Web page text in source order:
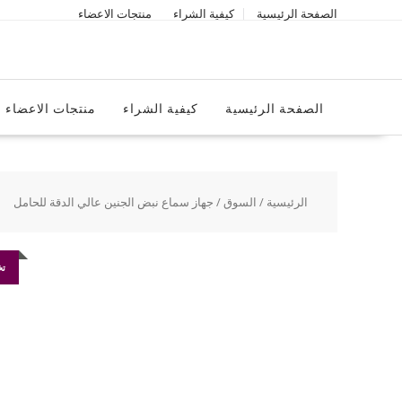
الصفحة الرئيسية كيفية الشراء منتجات الاعضاء
الصفحة الرئيسية كيفية الشراء منتجات الاعضاء
الرئيسية / السوق/ جهاز سماع نبض الجنين عالي الدقة للحامل